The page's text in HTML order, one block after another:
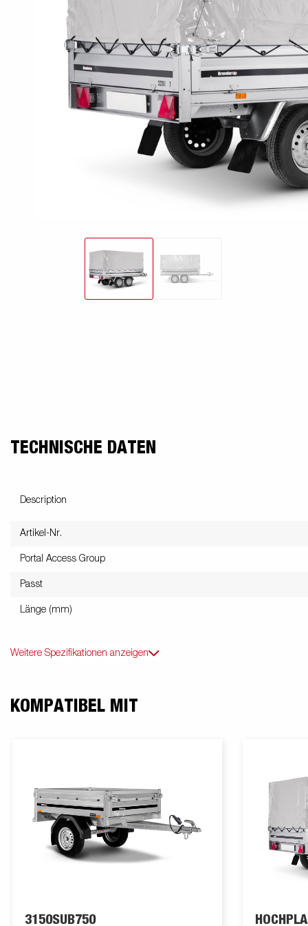
Kasten &
Laubgitteraufsatz
Zubehör-Kit
TECHNISCHE DATEN
Description
Artikel-Nr.
Portal Access Group
Passt
Länge (mm)
Weitere Spezifikationen anzeigen
KOMPATIBEL MIT
3150SUB750